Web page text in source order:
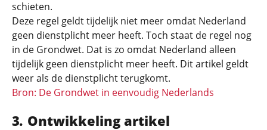
schieten.
Deze regel geldt tijdelijk niet meer omdat Nederland
geen dienstplicht meer heeft. Toch staat de regel nog
in de Grondwet. Dat is zo omdat Nederland alleen
tijdelijk geen dienstplicht meer heeft. Dit artikel geldt
weer als de dienstplicht terugkomt.
Bron: De Grondwet in eenvoudig Nederlands
Ontwikkeling artikel